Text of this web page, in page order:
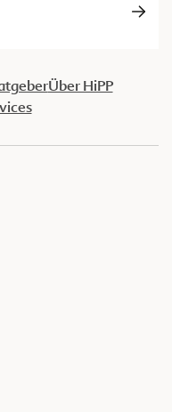
Über HiPP